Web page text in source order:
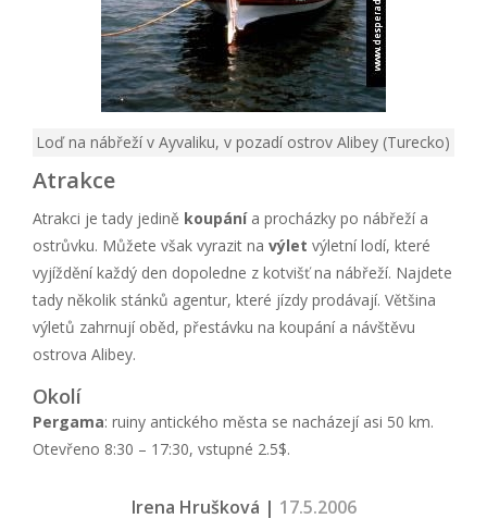
Loď na nábřeží v Ayvaliku, v pozadí ostrov Alibey (Turecko)
Atrakce
Atrakci je tady jedině koupánía procházky po nábřeží a
ostrůvku. Můžete však vyrazit na výlet výletní lodí, které
vyjíždění každý den dopoledne z kotvišť na nábřeží. Najdete
tady několik stánků agentur, které jízdy prodávají. Většina
výletů zahrnují oběd, přestávku na koupání a návštěvu
ostrova Alibey.
Okolí
Pergama: ruiny antického města se nacházejí asi 50 km.
Otevřeno 8:30 – 17:30, vstupné 2.5$.
Irena Hrušková | 17.5.2006